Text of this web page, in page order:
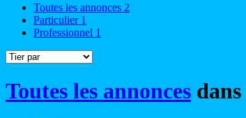
Toutes les annonces 2
Particulier 1
Professionnel 1
Toutes les annonces dans